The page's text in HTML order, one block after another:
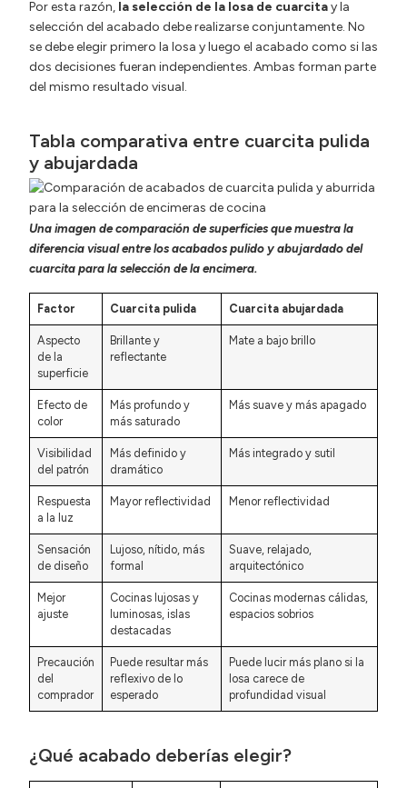
Por esta razón, la selección de la losa de cuarcitay la
selección del acabado debe realizarse conjuntamente. No
se debe elegir primero la losa y luego el acabado como si las
dos decisiones fueran independientes. Ambas forman parte
del mismo resultado visual.
Tabla comparativa entre cuarcita pulida
y abujardada
Una imagen de comparación de superficies que muestra la
diferencia visual entre los acabados pulido y abujardado del
cuarcita para la selección de la encimera.
Factor Cuarcita pulida Cuarcita abujardada
Aspecto
de la
superficie
Brillante y
reflectante
Mate a bajo brillo
Efecto de
color
Más profundo y
más saturado
Más suave y más apagado
Visibilidad
del patrón
Más definido y
dramático
Más integrado y sutil
Respuesta
a la luz
Mayor reflectividad Menor reflectividad
Sensación
de diseño
Lujoso, nítido, más
formal
Suave, relajado,
arquitectónico
Mejor
ajuste
Cocinas lujosas y
luminosas, islas
destacadas
Cocinas modernas cálidas,
espacios sobrios
Precaución
del
comprador
Puede resultar más
reflexivo de lo
esperado
Puede lucir más plano si la
losa carece de
profundidad visual
¿Qué acabado deberías elegir?